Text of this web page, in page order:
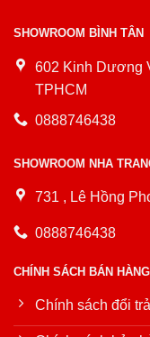
SHOWROOM BÌNH TÂN
602 Kinh Dương
TPHCM
0888746438
SHOWROOM NHA
731 , Lê Hồng
0888746438
CHÍNH SÁCH BÁN HÀNG
Chính sách đổi